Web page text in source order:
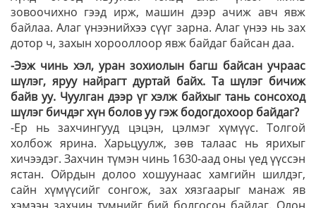
зовоочихно гээд ирж, машин дээр ачиж авч явж
байлаа. Алаг үнээнийхээ сүүг зарна. Алаг үнээ нь зах
дотор ч, захын хорооллоор явж байдаг байсан даа.
-Ээж чинь хэл, уран зохиолын багш байсан учраас
шүлэг, яруу найрагт дуртай байх. Та шүлэг бичиж
байв уу. Чуулган дээр үг хэлж байхыг тань сонсоход
шүлэг бичдэг хүн болов уу гэж бодогдохоор байдаг?
-Ер нь захчингууд цэцэн, цэлмэг хүмүүс. Толгой
холбож ярина. Харьцуулж, зөв талаас нь ярихыг
хичээдэг. Захчин түмэн чинь 1630-аад оны үед үүссэн
ястан. Ойрдын долоо хошуунаас хамгийн шилдэг,
сайн хүмүүсийг сонгож, зах хязгаарыг манаж яв